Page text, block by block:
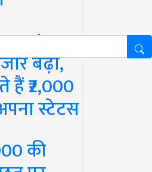
Update:
बढ़ा,
₹2,000
स्टेटस
की